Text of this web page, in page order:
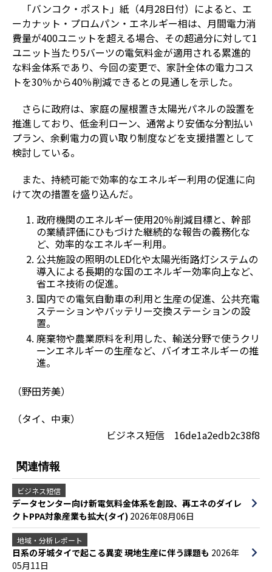
「バンコク・ポスト」紙（4月28日付）によると、エ
ーカナット・プロムパン・エネルギー相は、月間電力消
費量が400ユニットを超える場合、その超過分に対して1
ユニット当たり5バーツの電気料金が適用される累進的
な料金体系であり、今回の変更で、家計全体の電力コス
トを30％から40％削減できるとの見通しを示した。
さらに政府は、家庭の屋根置き太陽光パネルの設置を
推進しており、低金利ローン、通常より安価な分割払い
プラン、余剰電力の買い取り制度などを支援措置として
検討している。
また、持続可能で効率的なエネルギー利用の促進に向
けて次の措置を盛り込んだ。
政府機関のエネルギー使用20％削減目標と、幹部
の業績評価にひもづけた継続的な報告の義務化な
ど、効率的なエネルギー利用。
公共施設の照明のLED化や太陽光街路灯システムの
導入による長期的な国のエネルギー効率向上など、
省エネ技術の促進。
国内での電気自動車の利用と生産の促進、公共充電
ステーションやバッテリー交換ステーションの設
置。
廃棄物や農業原料を利用した、輸送分野で使うクリ
ーンエネルギーの生産など、バイオエネルギーの推
進。
（野田芳美）
（タイ、中東）
ビジネス短信 16de1a2edb2c38f8
関連情報
ビジネス短信
データセンター向け新電気料金体系を創設、再エネのダイレ
クトPPA対象産業も拡大(タイ) 2026年08月06日
地域・分析レポート
日系の牙城タイで起こる異変 現地生産に伴う課題も 2026年
05月11日